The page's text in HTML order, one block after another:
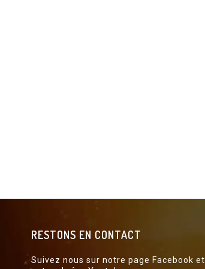
RESTONS EN CONTACT
Suivez nous sur notre page Facebook et